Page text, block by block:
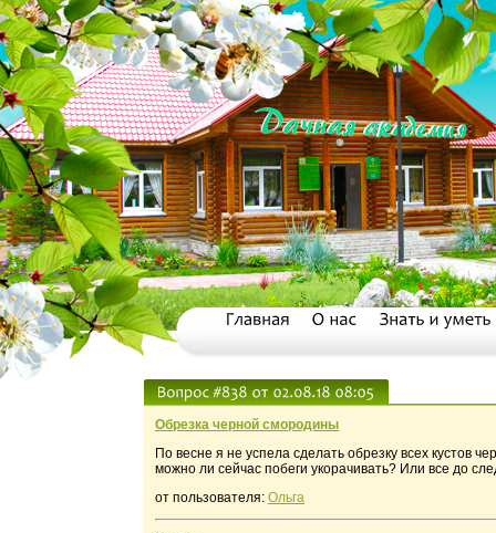
Обрезка черной смородины
По весне я не успела сделать обрезку всех кустов
можно ли сейчас побеги укорачивать? Или все до
от пользователя: Ольга